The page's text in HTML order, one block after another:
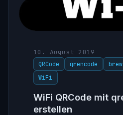
10. August 2019
QRCode qrencode brew
WiFi
WiFi QRCode mit
erstellen